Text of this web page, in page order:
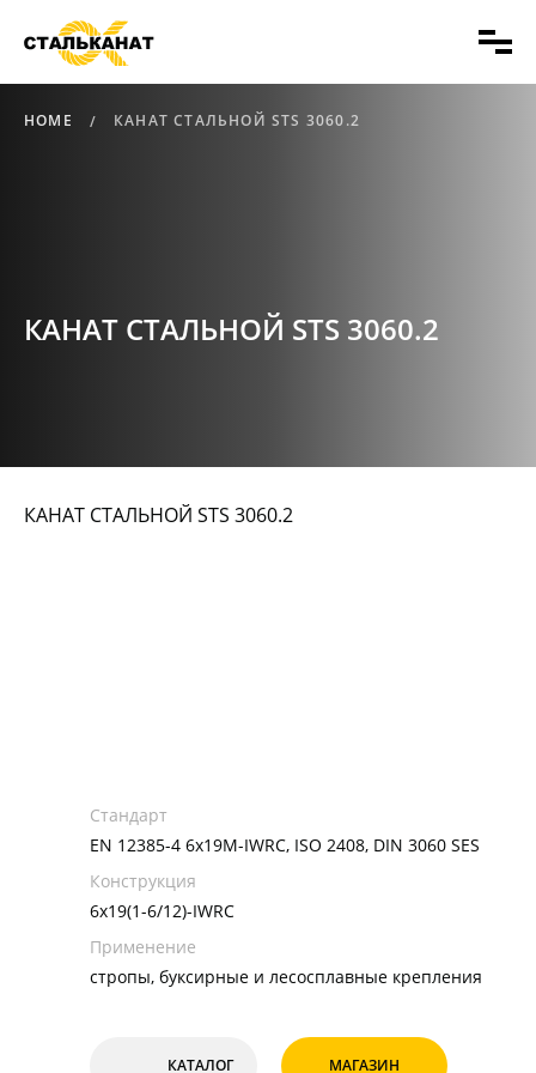
HOME КАНАТ СТАЛЬНОЙ STS 3060.2
КАНАТ СТАЛЬНОЙ STS 3060.2
КАНАТ СТАЛЬНОЙ STS 3060.2
Стандарт
EN 12385-4 6x19M-IWRC, ISO 2408, DIN 3060 SES
Конструкция
6x19(1-6/12)-IWRC
Применение
стропы, буксирные и лесосплавные крепления
КАТАЛОГ МАГАЗИН